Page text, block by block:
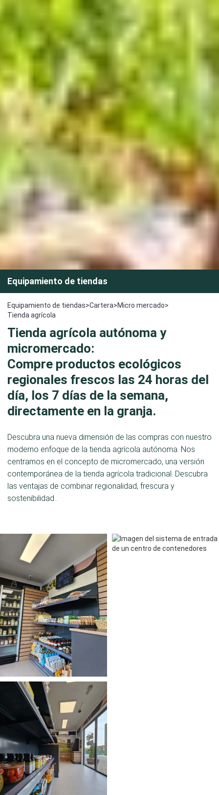
Equipamiento de tiendas
Equipamiento de tiendas>Cartera>Micro mercado>
Tienda agrícola
Tienda agrícola autónoma y
micromercado:
Compre productos ecológicos
regionales frescos las 24 horas del
día, los 7 días de la semana,
directamente en la granja.
Descubra una nueva dimensión de las compras con nuestro
moderno enfoque de la tienda agrícola autónoma. Nos
centramos en el concepto de micromercado, una versión
contemporánea de la tienda agrícola tradicional. Descubra
las ventajas de combinar regionalidad, frescura y
sostenibilidad .